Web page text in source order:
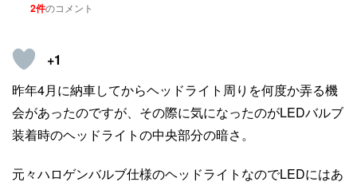
2件のコメント
+1
昨年4月に納車してからヘッドライト周りを何度か弄る機
会があったのですが、その際に気になったのがLEDバルブ
装着時のヘッドライトの中央部分の暗さ。
元々ハロゲンバルブ仕様のヘッドライトなのでLEDにはあ